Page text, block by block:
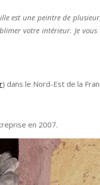
est une peintre de
votre intérieur. Je vous
) dans le Nord-Est de la
en 2007.